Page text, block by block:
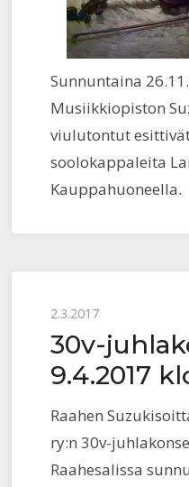
Sunnuntaina
Musiikkiopiston
viulutontut
soolokappaleita
Kauppahuoneella.
Posted
on
2.3.2017
30v-
9.4.2017
Raahen
ry:n 30v-
Raahesalissa